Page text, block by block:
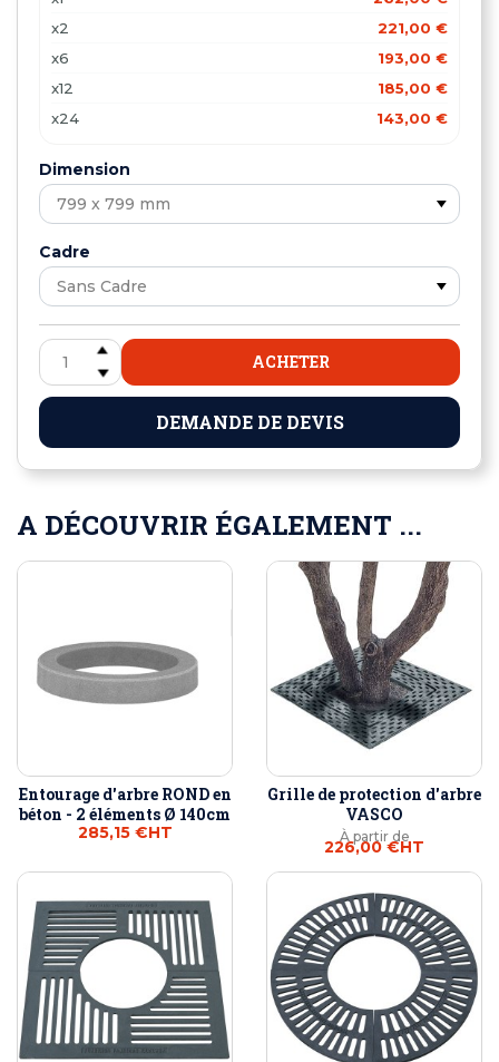
x2
221,00 €
x6
193,00 €
x12
185,00 €
x24
143,00 €
Dimension
Cadre
ACHETER
DEMANDE DE DEVIS
A DÉCOUVRIR ÉGALEMENT ...
Entourage d'arbre ROND en
béton - 2 éléments Ø 140cm
285,15 €HT
Grille de protection d'arbre
VASCO
À partir de
226,00 €HT